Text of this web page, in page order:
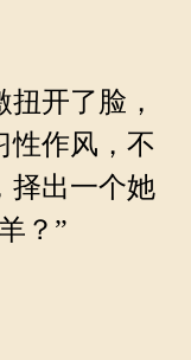
开了脸，
性作风，不
择出一个她
？”